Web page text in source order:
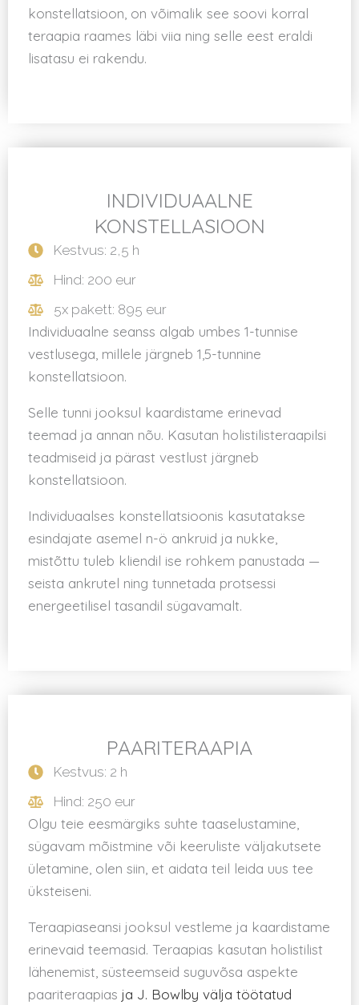
konstellatsioon, on võimalik see soovi korral
teraapia raames läbi viia ning selle eest eraldi
lisatasu ei rakendu.
INDIVIDUAALNE
KONSTELLASIOON
Kestvus: 2,5 h
Hind: 200 eur
5x pakett: 895 eur
Individuaalne seanss algab umbes 1-tunnise
vestlusega, millele järgneb 1,5-tunnine
konstellatsioon.
Selle tunni jooksul kaardistame erinevad
teemad ja annan nõu. Kasutan holistilisteraapilsi
teadmiseid ja pärast vestlust järgneb
konstellatsioon.
Individuaalses konstellatsioonis kasutatakse
esindajate asemel n-ö ankruid ja nukke,
mistõttu tuleb kliendil ise rohkem panustada —
seista ankrutel ning tunnetada protsessi
energeetilisel tasandil sügavamalt.
PAARITERAAPIA
Kestvus: 2 h
Hind: 250 eur
Olgu teie eesmärgiks suhte taaselustamine,
sügavam mõistmine või keeruliste väljakutsete
ületamine, olen siin, et aidata teil leida uus tee
üksteiseni.
Teraapiaseansi jooksul vestleme ja kaardistame
erinevaid teemasid. Teraapias kasutan holistilist
lähenemist, süsteemseid suguvõsa aspekte
paariteraapias ja J. Bowlby välja töötatud